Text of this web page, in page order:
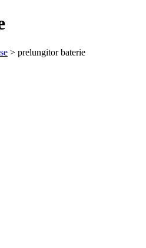
> prelungitor baterie